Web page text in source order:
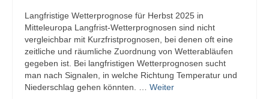
Langfristige Wetterprognose für Herbst 2025 in
Mitteleuropa Langfrist-Wetterprognosen sind nicht
vergleichbar mit Kurzfristprognosen, bei denen oft eine
zeitliche und räumliche Zuordnung von Wetterabläufen
gegeben ist. Bei langfristigen Wetterprognosen sucht
man nach Signalen, in welche Richtung Temperatur und
Niederschlag gehen könnten. … Weiter